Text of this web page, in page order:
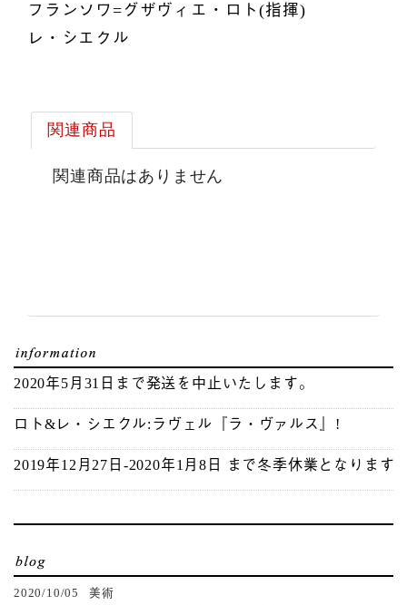
フランソワ=グザヴィエ・ロト(指揮)
レ・シエクル
関連商品
関連商品はありません
2020年5月31日まで発送を中止いたします。
ロト&レ・シエクル:ラヴェル『ラ・ヴァルス』!
2019年12月27日-2020年1月8日 まで冬季休業となります
2020/10/05 美術